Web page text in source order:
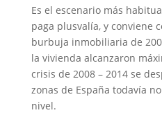
Es el escenario más
paga plusvalía, y conviene
burbuja inmobiliaria de
la vivienda alcanzaron
crisis de 2008 – 2014 se
zonas de España todavía
nivel.